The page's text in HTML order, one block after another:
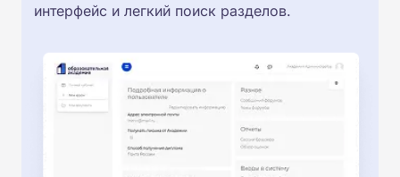
интерфейс и легкий поиск разделов.